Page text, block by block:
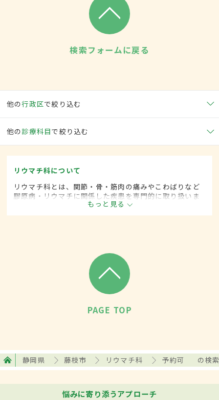
検索フォームに戻る
他の行政区で絞り込む
他の 診療科目で絞り込む
リウマチ科について
リウマチ科とは、関節・骨・筋肉の痛みやこわばりなど
膠原病・リウマチに関係した疾患を専門的に取り扱いま
もっと見る
PAGE TOP
静岡県 藤枝市 リウマチ科 予約可 の検
悩みに寄り添うアプローチ